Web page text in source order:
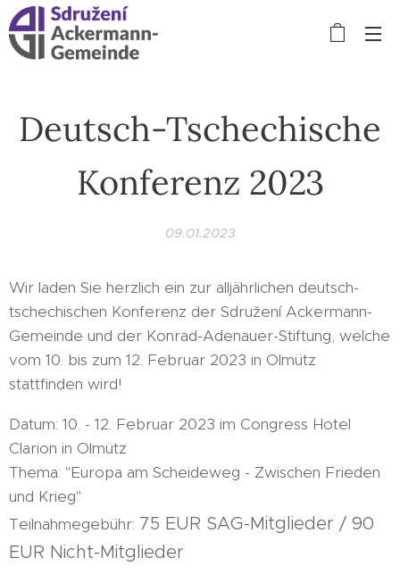
Deutsch-Tschechische
Konferenz 2023
09.01.2023
Wir laden Sie herzlich ein zur alljährlichen deutsch-
tschechischen Konferenz der Sdružení Ackermann-
Gemeinde und der Konrad-Adenauer-Stiftung, welche
vom 10. bis zum 12. Februar 2023 in Olmütz
stattfinden wird!
Datum: 10. - 12. Februar 2023 im Congress Hotel
Clarion in Olmütz
Thema: "Europa am Scheideweg - Zwischen Frieden
und Krieg"
Teilnahmegebühr: 75 EUR SAG-Mitglieder / 90
EUR Nicht-Mitglieder